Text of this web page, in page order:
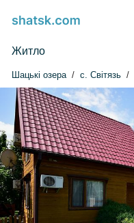
Житло
Шацькі озера c. Світязь